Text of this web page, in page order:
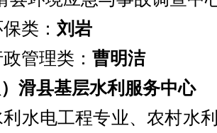
类： 刘岩
管理类： 曹明洁
）滑县基层水利服务中心
利水电工程专业、农村水